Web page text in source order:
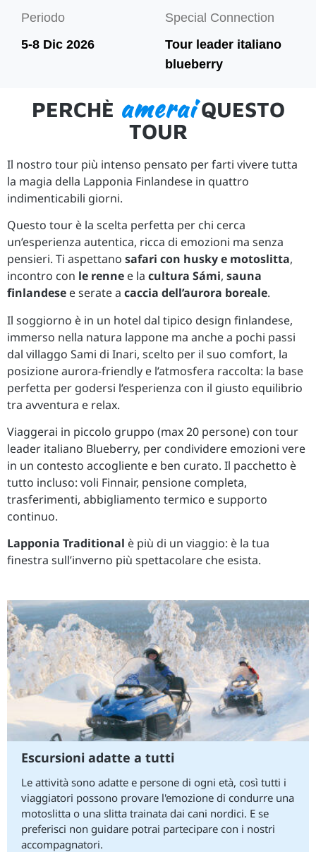
Periodo
5-8 Dic 2026
Special Connection
Tour leader italiano
blueberry
PERCHÈ ameraiQUESTO
TOUR
Il nostro tour più intenso pensato per farti vivere tutta
la magia della Lapponia Finlandese in quattro
indimenticabili giorni.
Questo tour è la scelta perfetta per chi cerca
un’esperienza autentica, ricca di emozioni ma senza
pensieri. Ti aspettano safari con husky e motoslitta,
incontro con le renne e la cultura Sámi, sauna
finlandese e serate a caccia dell’aurora boreale.
Il soggiorno è in un hotel dal tipico design finlandese,
immerso nella natura lappone ma anche a pochi passi
dal villaggo Sami di Inari, scelto per il suo comfort, la
posizione aurora-friendly e l’atmosfera raccolta: la base
perfetta per godersi l’esperienza con il giusto equilibrio
tra avventura e relax.
Viaggerai in piccolo gruppo (max 20 persone) con tour
leader italiano Blueberry, per condividere emozioni vere
in un contesto accogliente e ben curato. Il pacchetto è
tutto incluso: voli Finnair, pensione completa,
trasferimenti, abbigliamento termico e supporto
continuo.
Lapponia Traditional è più di un viaggio: è la tua
finestra sull’inverno più spettacolare che esista.
Escursioni adatte a tutti
Le attività sono adatte e persone di ogni età, così tutti i
viaggiatori possono provare l'emozione di condurre una
motoslitta o una slitta trainata dai cani nordici. E se
preferisci non guidare potrai partecipare con i nostri
accompagnatori.